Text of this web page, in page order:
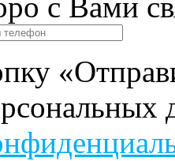
с Вами